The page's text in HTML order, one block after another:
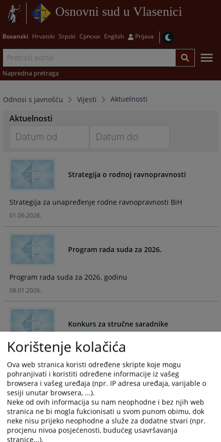
Osnovni sud u Vlasenici
Bosanski Hrvatski Srpski Српски English Prijava
Napredna pretraga
Odnosi s javnošću Vijesti Aktuelnosti
Aktuelnosti
forward
interact
the
calendar
and
date.
Press
the
question
the
keyboard
shortcuts
for
changing
dates.
to
the
and
a
Press
to
the
keyboard
shortcuts
for
changing
dates.
Strategija o rodnoj ravnopravnosti
Strategija za unapređenje rodne ravnopravnosti BiH
01.06.2026.
Program rada suda za 2026.
Program rada suda za 2026. godinu
08.01.2026.
Konkurs za stručne saradnike
Osnovni sud u Vlasenici raspisuje konkurs za stručne
saradnike.
25.12.2024.
Zaključak o neuspjelom javnom oglasu
Oglašava se neuspjelim Javni oglas.
Korištenje kolačića
Ova web stranica koristi određene skripte koje mogu
pohranjivati i koristiti određene informacije iz vašeg
browsera i vašeg uređaja (npr. IP adresa uređaja, varijable o
sesiji unutar browsera, ...).
Neke od ovih informacija su nam neophodne i bez njih web
stranica ne bi mogla fukcionisati u svom punom obimu, dok
neke nisu prijeko neophodne a služe za dodatne stvari (npr.
procjenu nivoa posjećenosti, budućeg usavršavanja
stranice...).